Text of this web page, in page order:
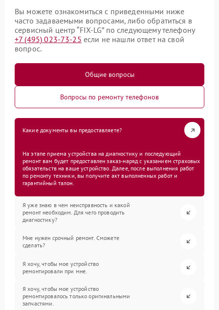
Вы можете ознакомиться с приведенными ниже
часто задаваемыми вопросами, либо обратиться в
сервисный центр “FIX-LG” по следующему телефону
+7 (495) 023-73-25 если не нашли ответ на свой
вопрос.
Общие вопросы
Вопросы по ремонту телефонов
Какие документы вы предоставляете?
На этапе приема устройства на диагностику и последующий
ремонт вам будет предоставлен заказ-наряд с указанием страховых
обязательств на ваше устройство. Далее, после выполнения работ
по ремонту техники, вы получите акт выполненных работ и
гарантийный талон.
Я уже знаю в чем неисправность и какой
ремонт необходим. Для чего проводить
диагностику?
Мне нужен срочный ремонт. Сможете
сделать?
Я хочу, чтобы мое устройство
ремонтировали при мне.
Я хочу, чтобы мое устройство
ремонтировалось только оригинальными
запчастями.